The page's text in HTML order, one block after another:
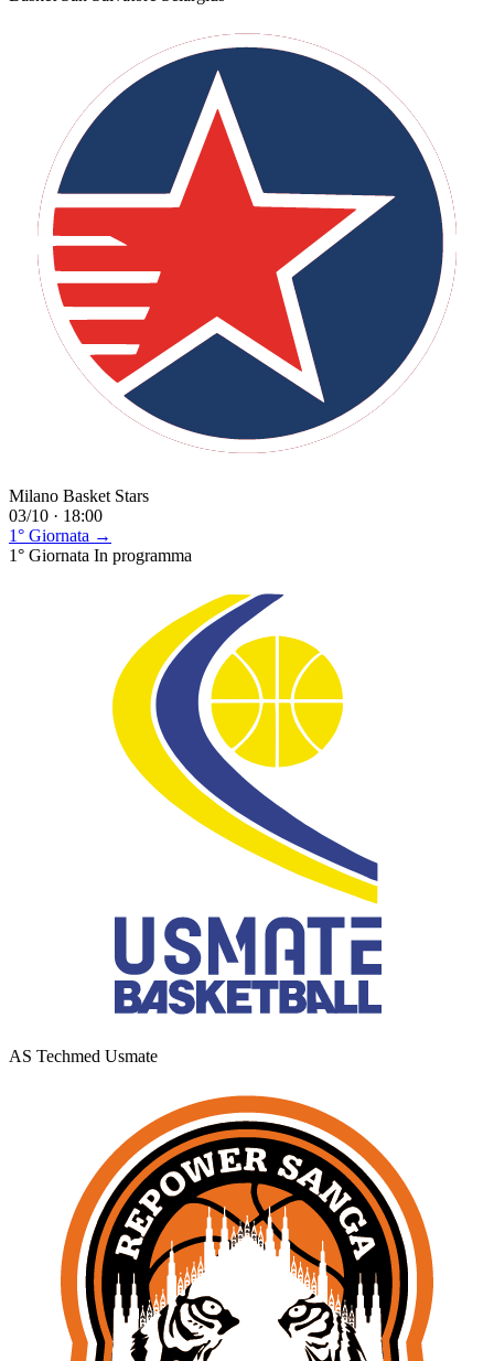
Milano Basket Stars
03/10 · 18:00
1° Giornata →
1° Giornata In programma
AS Techmed Usmate